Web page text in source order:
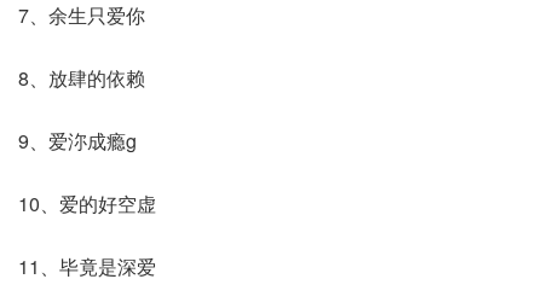
7、余生只爱你
8、放肆的依赖
9、爱沵成瘾g
10、爱的好空虚
11、毕竟是深爱